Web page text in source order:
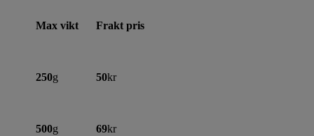
Max vikt Frakt pris
250g 50kr
500g 69kr